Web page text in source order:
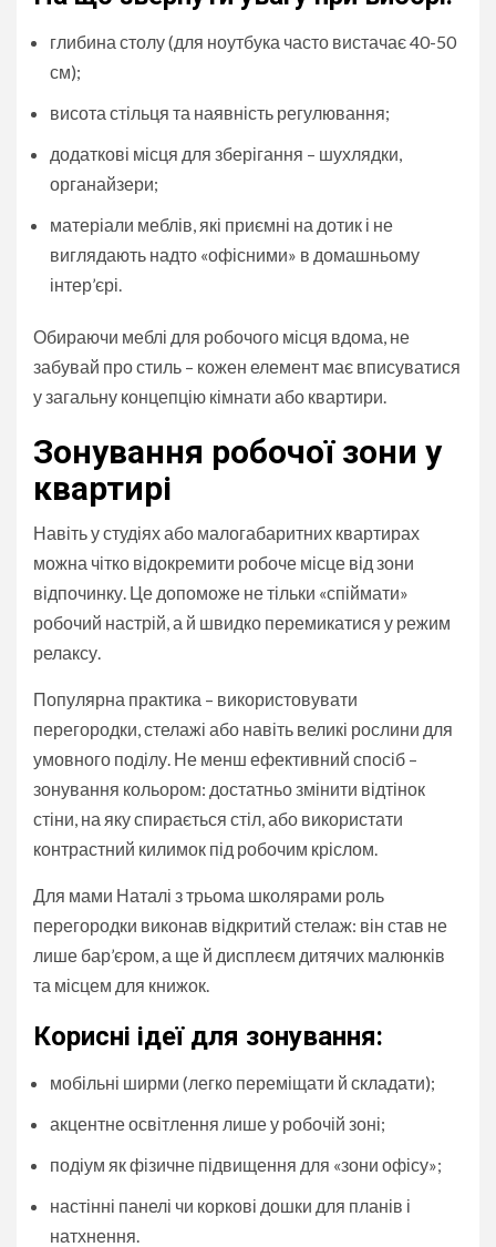
глибина столу (для ноутбука часто вистачає 40-50
см);
висота стільця та наявність регулювання;
додаткові місця для зберігання – шухлядки,
органайзери;
матеріали меблів, які приємні на дотик і не
виглядають надто «офісними» в домашньому
інтер’єрі.
Обираючи меблі для робочого місця вдома, не
забувай про стиль – кожен елемент має вписуватися
у загальну концепцію кімнати або квартири.
Зонування робочої зони у
квартирі
Навіть у студіях або малогабаритних квартирах
можна чітко відокремити робоче місце від зони
відпочинку. Це допоможе не тільки «спіймати»
робочий настрій, а й швидко перемикатися у режим
релаксу.
Популярна практика – використовувати
перегородки, стелажі або навіть великі рослини для
умовного поділу. Не менш ефективний спосіб –
зонування кольором: достатньо змінити відтінок
стіни, на яку спирається стіл, або використати
контрастний килимок під робочим кріслом.
Для мами Наталі з трьома школярами роль
перегородки виконав відкритий стелаж: він став не
лише бар’єром, а ще й дисплеєм дитячих малюнків
та місцем для книжок.
Корисні ідеї для зонування:
мобільні ширми (легко переміщати й складати);
акцентне освітлення лише у робочій зоні;
подіум як фізичне підвищення для «зони офісу»;
настінні панелі чи коркові дошки для планів і
натхнення.